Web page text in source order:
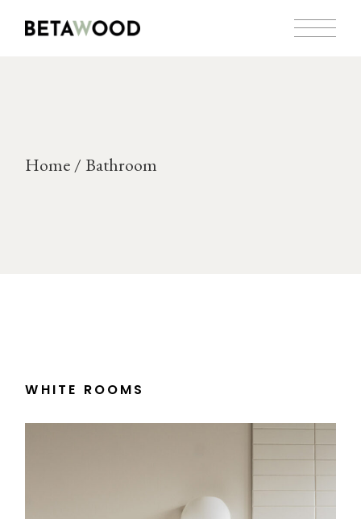
Home Bathroom
WHITE ROOMS